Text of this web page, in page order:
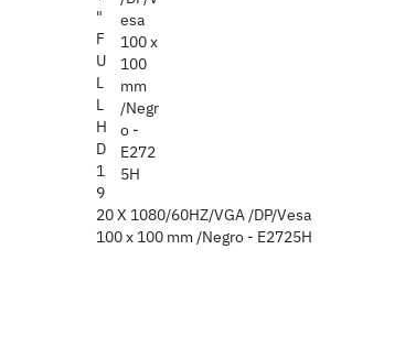
"
F
U
L
L
H
D
1
9
20 X 1080/60HZ/VGA /DP/Vesa
100 x 100 mm /Negro - E2725H